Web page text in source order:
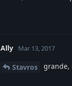
Ally Mar 13, 2017
Stavros grande,